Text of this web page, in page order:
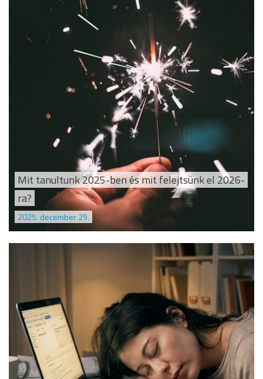
Mit tanultunk 2025-ben és mit felejtsünk el 2026-
ra?
2025. december 29.